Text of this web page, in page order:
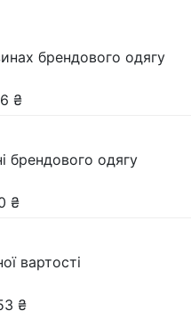
брендового одягу
₴
брендового одягу
₴
вартості
₴